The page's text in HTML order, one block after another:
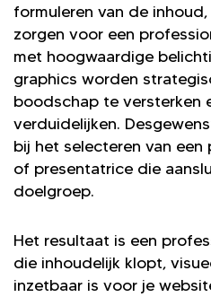
formuleren van de
zorgen voor een
met hoogwaardige
graphics worden
boodschap te versterken
verduidelijken.
bij het selecteren van
of presentatrice die
doelgroep.
Het resultaat is een
die inhoudelijk klopt,
inzetbaar is voor je